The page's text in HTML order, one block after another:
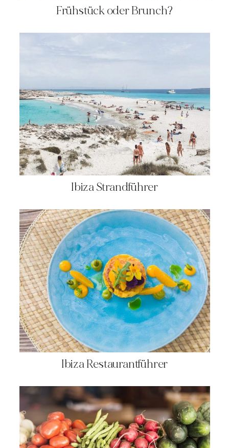
Frühstück oder Brunch?
Ibiza Strandführer
Ibiza Restaurantführer